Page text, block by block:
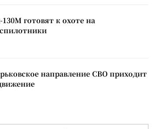
130М готовят к охоте на
направление СВО приходит